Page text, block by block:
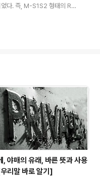
다. 즉, M-S1S2 형태의 Re
기=sync), S의 binlog에서
, 야매의 유래, 바른 뜻과 사용
리말 바로 알기]